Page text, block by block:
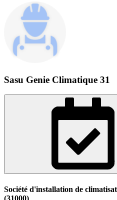
Sasu Genie Climatique 31
Société d'installation de
(31000)